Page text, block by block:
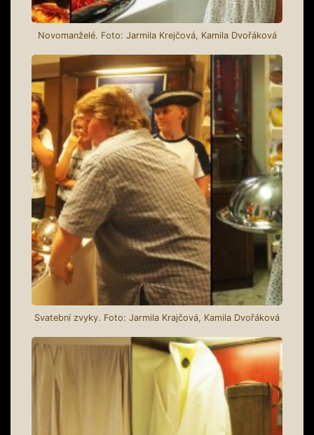
Novomanželé. Foto: Jarmila Krejčová, Kamila Dvořáková
Svatební zvyky. Foto: Jarmila Krajčová, Kamila Dvořáková